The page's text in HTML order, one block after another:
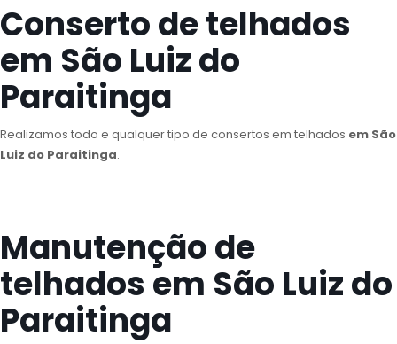
Conserto de telhados
em São Luiz do
Paraitinga
Realizamos todo e qualquer tipo de consertos em telhados em São
Luiz do Paraitinga.
Manutenção de
telhados em São Luiz do
Paraitinga